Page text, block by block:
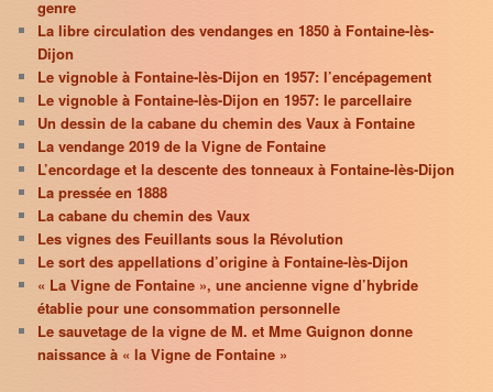
genre
La libre circulation des vendanges en 1850 à Fontaine-lès-
Dijon
Le vignoble à Fontaine-lès-Dijon en 1957: l’encépagement
Le vignoble à Fontaine-lès-Dijon en 1957: le parcellaire
Un dessin de la cabane du chemin des Vaux à Fontaine
La vendange 2019 de la Vigne de Fontaine
L’encordage et la descente des tonneaux à Fontaine-lès-Dijon
La pressée en 1888
La cabane du chemin des Vaux
Les vignes des Feuillants sous la Révolution
Le sort des appellations d’origine à Fontaine-lès-Dijon
« La Vigne de Fontaine », une ancienne vigne d’hybride
établie pour une consommation personnelle
Le sauvetage de la vigne de M. et Mme Guignon donne
naissance à « la Vigne de Fontaine »